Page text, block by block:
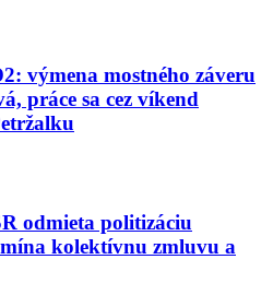
výmena mostného záveru
práce sa cez víkend
odmieta politizáciu
kolektívnu zmluvu a